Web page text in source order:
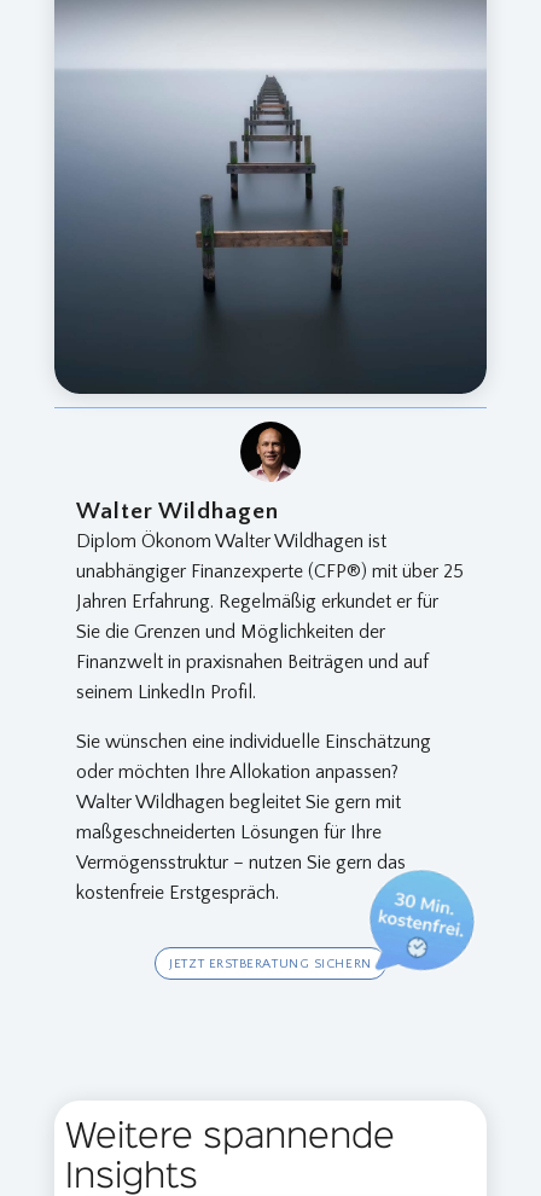
Walter Wildhagen
Diplom Ökonom Walter Wildhagen ist
unabhängiger Finanzexperte (CFP®) mit über 25
Jahren Erfahrung. Regelmäßig erkundet er für
Sie die Grenzen und Möglichkeiten der
Finanzwelt in praxisnahen Beiträgen und auf
seinem LinkedIn Profil.
Sie wünschen eine individuelle Einschätzung
oder möchten Ihre Allokation anpassen?
Walter Wildhagen begleitet Sie gern mit
maßgeschneiderten Lösungen für Ihre
Vermögensstruktur – nutzen Sie gern das
kostenfreie Erstgespräch.
JETZT ERSTBERATUNG SICHERN
Weitere spannende
Insights